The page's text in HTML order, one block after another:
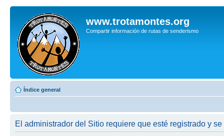
www.trotamontes.org
Compartir información de rutas de senderismo
Índice general
El administrador del Sitio requiere que esté registrado y